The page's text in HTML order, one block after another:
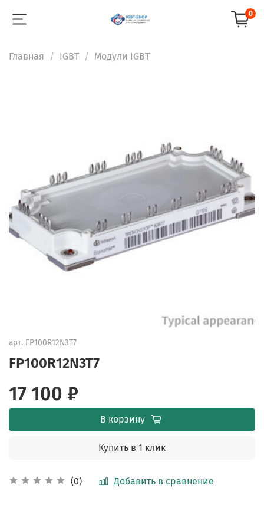
0
Главная IGBT Модули IGBT
арт. FP100R12N3T7
FP100R12N3T7
(0) Добавить в сравнение
17 100 ₽
В корзину
Купить в 1 клик